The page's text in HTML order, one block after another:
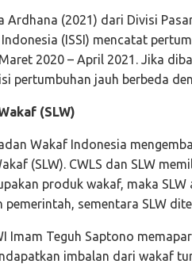
Ardhana (2021) dari Divisi
(ISSI) mencatat
2020 – April 2021. Jika
pertumbuhan jauh berbeda
(SLW)
Wakaf Indonesia
(SLW). CWLS dan SLW
produk wakaf, maka
pemerintah, sementara SLW
Imam Teguh Saptono
imbalan dari wakaf